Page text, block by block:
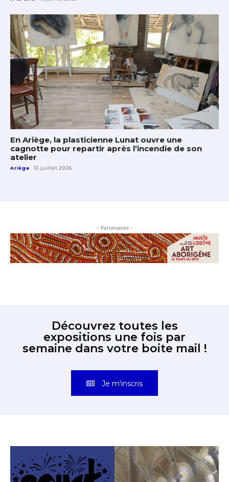
En Ariège, la plasticienne Lunat ouvre une
cagnotte pour repartir après l’incendie de son
atelier
Ariège 13 juillet 2026
- Partenaires -
Découvrez toutes les
expositions une fois par
semaine dans votre boite mail !
Je m'inscris